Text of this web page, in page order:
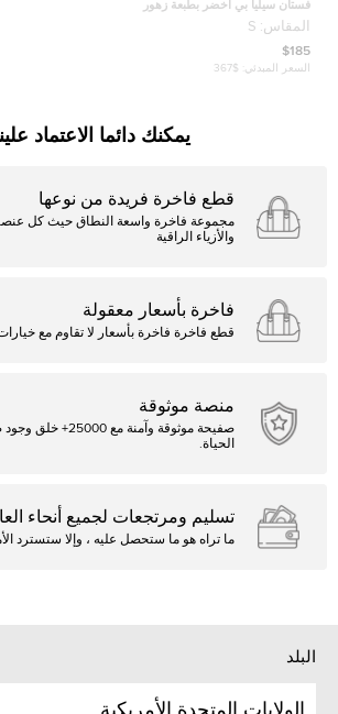
فستان سيليا بي أخضر بطبعة زهور
طبقات ميدي حرير صغير
المقاس: S
$185
السعر المبدئي: $367
يمكنك دائما الاعتماد
قطع فاخرة فريدة من نوعها
مجموعة فاخرة واسعة النطاق حيث كل
والأزياء الراقية
فاخرة بأسعار معقولة
قطع فاخرة فاخرة بأسعار لا تقاوم مع
منصة موثوقة
صفيحة موثوقة وآمنة
الحياة.
تسليم ومرتجعات لجميع أنحاء
ما تراه هو ما ستحصل عليه ، وإلا ستسترد
البلد